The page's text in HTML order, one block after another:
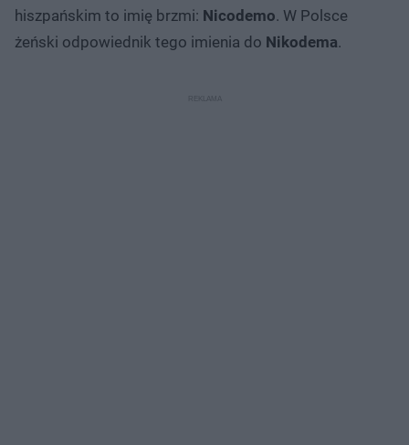
hiszpańskim to imię brzmi: Nicodemo. W Polsce
żeński odpowiednik tego imienia do Nikodema.